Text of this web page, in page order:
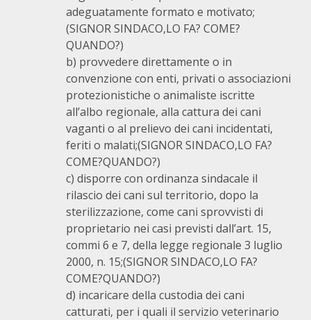
adeguatamente formato e motivato;
(SIGNOR SINDACO,LO FA? COME?
QUANDO?)
b) provvedere direttamente o in
convenzione con enti, privati o associazioni
protezionistiche o animaliste iscritte
all’albo regionale, alla cattura dei cani
vaganti o al prelievo dei cani incidentati,
feriti o malati;(SIGNOR SINDACO,LO FA?
COME?QUANDO?)
c) disporre con ordinanza sindacale il
rilascio dei cani sul territorio, dopo la
sterilizzazione, come cani sprovvisti di
proprietario nei casi previsti dall’art. 15,
commi 6 e 7, della legge regionale 3 luglio
2000, n. 15;(SIGNOR SINDACO,LO FA?
COME?QUANDO?)
d) incaricare della custodia dei cani
catturati, per i quali il servizio veterinario